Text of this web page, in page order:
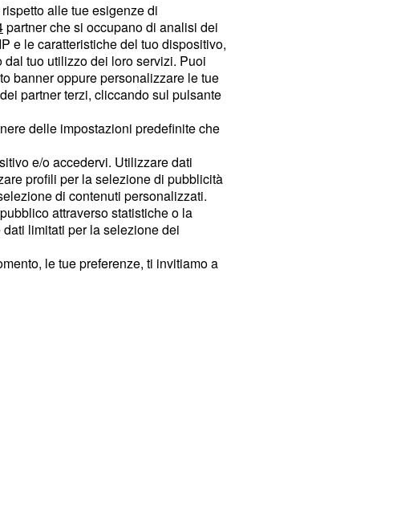
alle tue esigenze di
partner che si occupano di analisi dei
e le caratteristiche del tuo dispositivo,
tuo utilizzo dei loro servizi. Puoi
banner oppure personalizzare le tue
partner terzi, cliccando sul pulsante
delle impostazioni predefinite che
e/o accedervi. Utilizzare dati
profili per la selezione di pubblicità
di contenuti personalizzati.
attraverso statistiche o la
limitati per la selezione dei
le tue preferenze, ti invitiamo a